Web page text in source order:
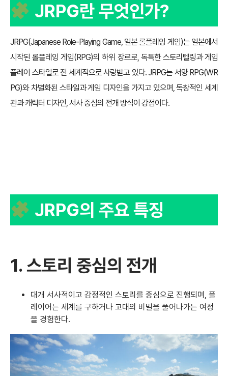
JRPG란 무엇인가?
JRPG(Japanese Role-Playing Game, 일본 롤플레잉 게임)는 일본에서
시작된 롤플레잉 게임(RPG)의 하위 장르로, 독특한 스토리텔링과 게임
플레이 스타일로 전 세계적으로 사랑받고 있다. JRPG는 서양 RPG(WR
PG)와 차별화된 스타일과 게임 디자인을 가지고 있으며, 독창적인 세계
관과 캐릭터 디자인, 서사 중심의 전개 방식이 강점이다.
JRPG의 주요 특징
1. 스토리 중심의 전개
대개 서사적이고 감정적인 스토리를 중심으로 진행되며, 플
레이어는 세계를 구하거나 고대의 비밀을 풀어나가는 여정
을 경험한다.